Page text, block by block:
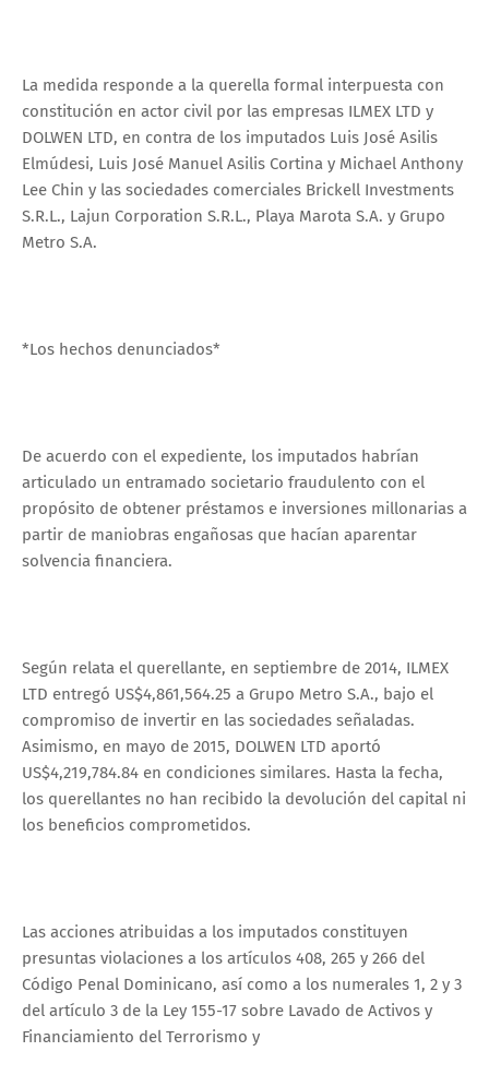
La medida responde a la querella formal interpuesta con
constitución en actor civil por las empresas ILMEX LTD y
DOLWEN LTD, en contra de los imputados Luis José Asilis
Elmúdesi, Luis José Manuel Asilis Cortina y Michael Anthony
Lee Chin y las sociedades comerciales Brickell Investments
S.R.L., Lajun Corporation S.R.L., Playa Marota S.A. y Grupo
Metro S.A.
*Los hechos denunciados*
De acuerdo con el expediente, los imputados habrían
articulado un entramado societario fraudulento con el
propósito de obtener préstamos e inversiones millonarias a
partir de maniobras engañosas que hacían aparentar
solvencia financiera.
Según relata el querellante, en septiembre de 2014, ILMEX
LTD entregó US$4,861,564.25 a Grupo Metro S.A., bajo el
compromiso de invertir en las sociedades señaladas.
Asimismo, en mayo de 2015, DOLWEN LTD aportó
US$4,219,784.84 en condiciones similares. Hasta la fecha,
los querellantes no han recibido la devolución del capital ni
los beneficios comprometidos.
Las acciones atribuidas a los imputados constituyen
presuntas violaciones a los artículos 408, 265 y 266 del
Código Penal Dominicano, así como a los numerales 1, 2 y 3
del artículo 3 de la Ley 155-17 sobre Lavado de Activos y
Financiamiento del Terrorismo y